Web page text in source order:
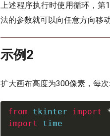
上述程序执行时使用循环，第
法的参数就可以向任意方向移动
示例2
扩大画布高度为300像素，每
from tkinter import
import
time